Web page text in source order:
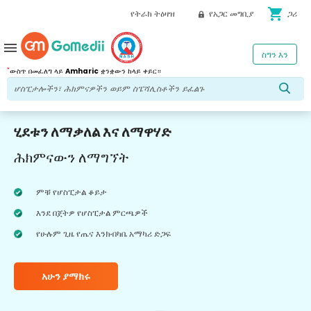
የትራክ ትዕዛዝ የአጋር መግቢያ shopping_cart ጋሪ
*ውስጥ በመፈለግ ላይ Amharic ቋንቋውን ከላይ ቀይር።
ስግን እን
menu
ሂደቱን ለማቃለል እና ለማዋሃድ
ሕክምናውን ለማግኘት
ምቹ የሆስፒታል ቆይታ
እንደ በጀትዎ የሆስፒታል ምርጫዎች
የሁሉም ጊዜ የጤና እንክብካቤ አማካሪ ድጋፍ
አሁን ያማክሩ